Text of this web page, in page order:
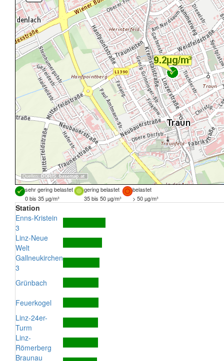
Quellen: DORIS, basemap.at
sehr gering belastet gering belastet
belastet
0 bis 35 µg/m³
35 bis 50 µg/m³ > 50 µg/m³
Station
Enns-Kristein
3
Linz-Neue
Welt
Gallneukirchen
3
Grünbach
Feuerkogel
Linz-24er-
Turm
Linz-
Römerberg
Braunau